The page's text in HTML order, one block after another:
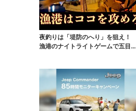
夜釣りは「堤防のへり」を狙え！
漁港のナイトライトゲームで五目釣